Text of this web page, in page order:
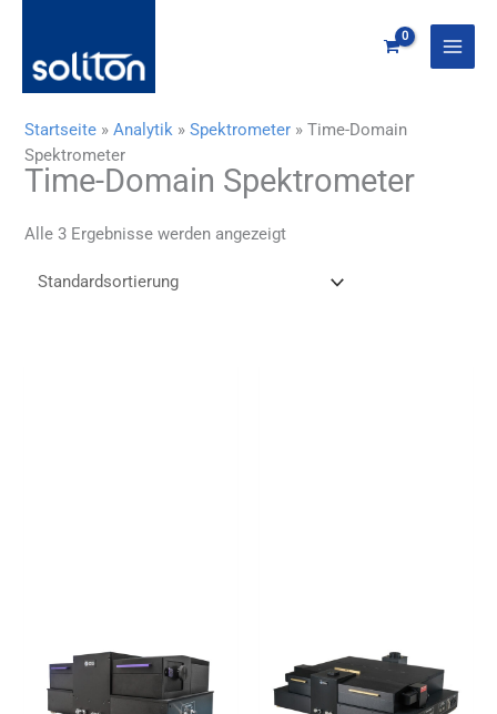
springen
Startseite »Analytik »Spektrometer »Time-Domain
Spektrometer
Time-Domain Spektrometer
Alle 3 Ergebnisse werden angezeigt